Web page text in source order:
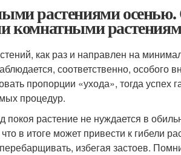
растениями
комнатными
как раз и направлен на
соответственно, особого
пропорции «ухода», тогда успех
процедур.
растение не нуждается в
в итоге может привести к гибели
избегая застоев.